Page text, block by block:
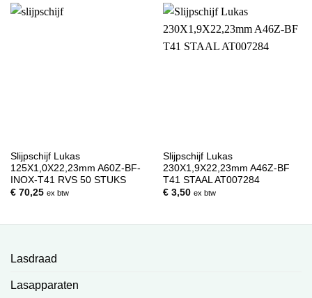
Slijpschijf Lukas
125X1,0X22,23mm A60Z-BF-
INOX-T41 RVS 50 STUKS
€70,25 ex btw
Slijpschijf Lukas
230X1,9X22,23mm A46Z-BF
T41 STAAL AT007284
€3,50 ex btw
Lasdraad
Lasapparaten